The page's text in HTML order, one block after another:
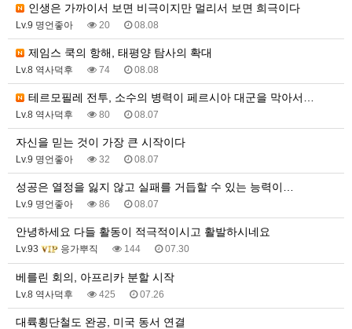
인생은 가까이서 보면 비극이지만 멀리서 보면 희극이다
Lv.9 명언좋아 20 08.08
제임스 쿡의 항해, 태평양 탐사의 확대
Lv.8 역사덕후 74 08.08
테르모필레 전투, 소수의 병력이 페르시아 대군을 막아서…
Lv.8 역사덕후 80 08.07
자신을 믿는 것이 가장 큰 시작이다
Lv.9 명언좋아 32 08.07
성공은 열정을 잃지 않고 실패를 거듭할 수 있는 능력이…
Lv.9 명언좋아 86 08.07
안녕하세요 다들 활동이 적극적이시고 활발하시네요
Lv.93 응가뿌직 144 07.30
베를린 회의, 아프리카 분할 시작
Lv.8 역사덕후 425 07.26
대륙횡단철도 완공, 미국 동서 연결